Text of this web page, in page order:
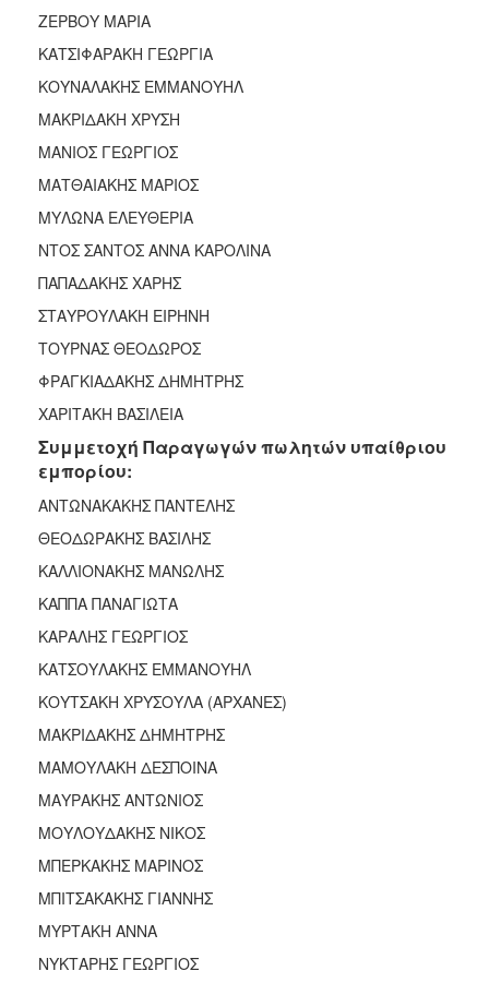
ΖΕΡΒΟΥ ΜΑΡΙΑ
ΚΑΤΣΙΦΑΡΑΚΗ ΓΕΩΡΓΙΑ
ΚΟΥΝΑΛΑΚΗΣ ΕΜΜΑΝΟΥΗΛ
ΜΑΚΡΙΔΑΚΗ ΧΡΥΣΗ
ΜΑΝΙΟΣ ΓΕΩΡΓΙΟΣ
ΜΑΤΘΑΙΑΚΗΣ ΜΑΡΙΟΣ
ΜΥΛΩΝΑ ΕΛΕΥΘΕΡΙΑ
ΝΤΟΣ ΣΑΝΤΟΣ ΑΝΝΑ ΚΑΡΟΛΙΝΑ
ΠΑΠΑΔΑΚΗΣ ΧΑΡΗΣ
ΣΤΑΥΡΟΥΛΑΚΗ ΕΙΡΗΝΗ
ΤΟΥΡΝΑΣ ΘΕΟΔΩΡΟΣ
ΦΡΑΓΚΙΑΔΑΚΗΣ ΔΗΜΗΤΡΗΣ
ΧΑΡΙΤΑΚΗ ΒΑΣΙΛΕΙΑ
Συμμετοχή Παραγωγών πωλητών υπαίθριου
εμπορίου:
ΑΝΤΩΝΑΚΑΚΗΣ ΠΑΝΤΕΛΗΣ
ΘΕΟΔΩΡΑΚΗΣ ΒΑΣΙΛΗΣ
ΚΑΛΛΙΟΝΑΚΗΣ ΜΑΝΩΛΗΣ
ΚΑΠΠΑ ΠΑΝΑΓΙΩΤΑ
ΚΑΡΑΛΗΣ ΓΕΩΡΓΙΟΣ
ΚΑΤΣΟΥΛΑΚΗΣ ΕΜΜΑΝΟΥΗΛ
ΚΟΥΤΣΑΚΗ ΧΡΥΣΟΥΛΑ (ΑΡΧΑΝΕΣ)
ΜΑΚΡΙΔΑΚΗΣ ΔΗΜΗΤΡΗΣ
ΜΑΜΟΥΛΑΚΗ ΔΕΣΠΟΙΝΑ
ΜΑΥΡΑΚΗΣ ΑΝΤΩΝΙΟΣ
ΜΟΥΛΟΥΔΑΚΗΣ ΝΙΚΟΣ
ΜΠΕΡΚΑΚΗΣ ΜΑΡΙΝΟΣ
ΜΠΙΤΣΑΚΑΚΗΣ ΓΙΑΝΝΗΣ
ΜΥΡΤΑΚΗ ΑΝΝΑ
ΝΥΚΤΑΡΗΣ ΓΕΩΡΓΙΟΣ